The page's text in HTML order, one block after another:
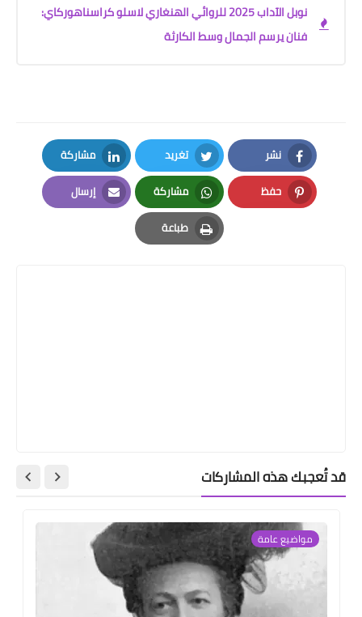
نوبل الآداب 2025 للروائي الهنغاري لاسلو كراسناهوركاي:
فنان يرسم الجمال وسط الكارثة
نشر
Facebook
تغريد
Twitter
مشاركة
LinkedIn
حفظ
Pinterest
مشاركة
Whatsapp
إرسال
Email
طباعة
Print
قد تُعجبك هذه المشاركات
مواضيع عامة